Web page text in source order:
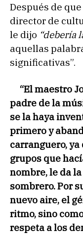
Después de
director de
le dijo “debería
aquellas
significativas”.
“El maestro
padre de la
se la haya
primero y
carranguero,
grupos que
nombre, le da
sombrero. Por
nuevo aire, el
ritmo, sino
respeta a los